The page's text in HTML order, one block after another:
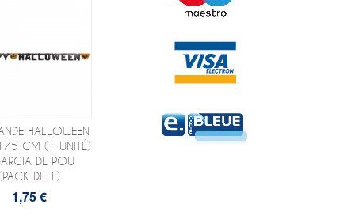
HALLOWEEN
CM (1 UNITÉ)
DE POU
DE 1)
1,75 €